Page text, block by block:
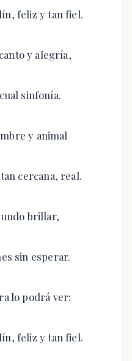
feliz y tan fiel.
y alegría,
sinfonía.
y animal
cercana, real.
brillar,
sin esperar.
lo podrá ver:
feliz y tan fiel.